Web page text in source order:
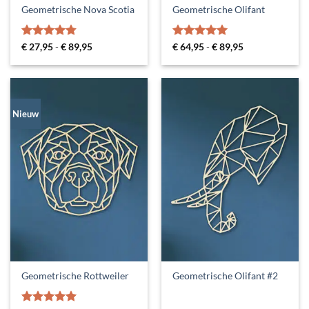
Geometrische Nova Scotia
Gewaardeerd
€ 27,95-€89,95Prijsklasse:
tot
Geometrische Olifant
Gewaardeerd
€64,95-€89,95Prijsklasse:
tot
Nieuw
Geometrische Rottweiler Geometrische Olifant #2